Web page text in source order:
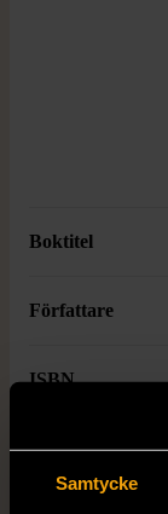
Samtycke
Boktitel
Författare
ISBN
Skick